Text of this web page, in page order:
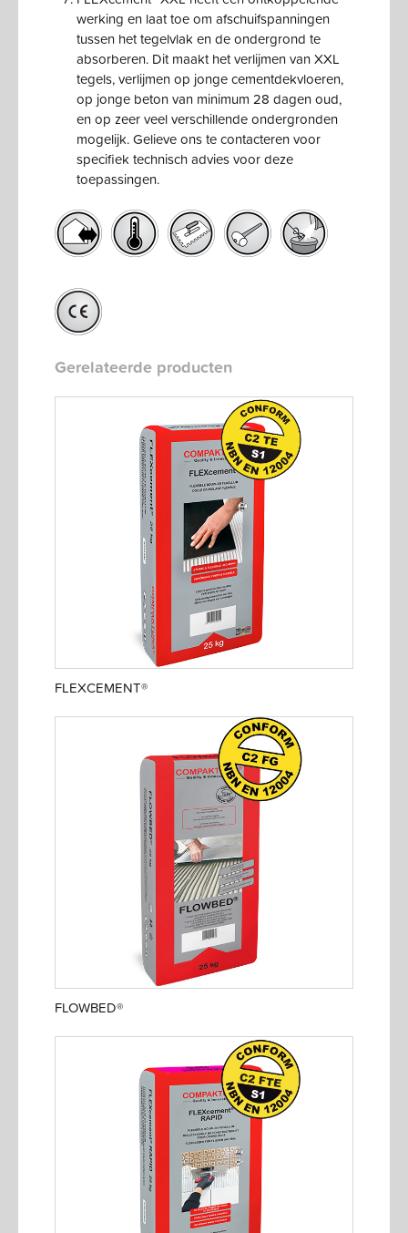
werking en laat toe om afschuifspanningen
tussen het tegelvlak en de ondergrond te
absorberen. Dit maakt het verlijmen van XXL
tegels, verlijmen op jonge cementdekvloeren,
op jonge beton van minimum 28 dagen oud,
en op zeer veel verschillende ondergronden
mogelijk. Gelieve ons te contacteren voor
specifiek technisch advies voor deze
toepassingen.
Gerelateerde producten
FLEXCEMENT®
FLOWBED®